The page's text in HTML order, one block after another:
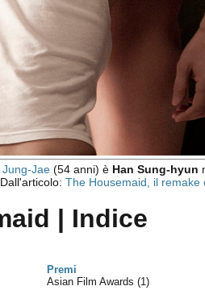
Jung-Jae(54 anni) è Han Sung-hyun
The Housemaid, il remake
| Indice
Premi
Asian Film Awards (1)